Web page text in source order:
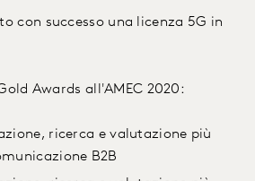
con successo una licenza 5G in
Awards all'AMEC 2020:
ricerca e valutazione più
B2B